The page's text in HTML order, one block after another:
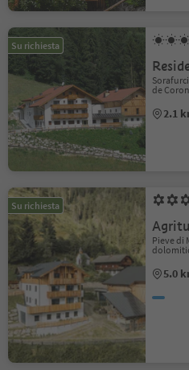
Su richiesta
de
2.1
Su richiesta
Pieve di
5.0